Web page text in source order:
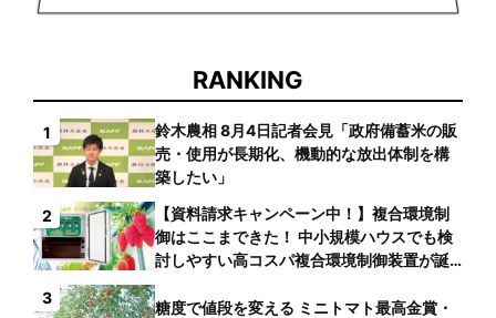
RANKING
1
鈴木農相 8月4日記者会見「政府備蓄米の販
売・使用が長期化、機動的な放出体制を構
築したい」
2
【資料請求キャンペーン中！】複合環境制
御はここまできた！ 中小規模ハウスでも検
討しやすい高コスパ複合環境制御装置が誕
3
糖度で値段を変える ミニトマト最高金賞・